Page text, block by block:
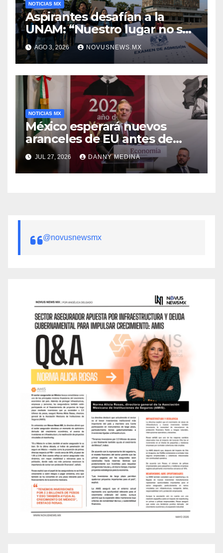
NOTICIAS MX
Aspirantes desafían a la
UNAM: “Nuestro lugar no se
negocia”
AGO 3, 2026 NOVUSNEWS.MX
NOTICIAS MX
México esperará nuevos
aranceles de EU antes de
volver a negociar el T-MEC:
Ebrard
JUL 27, 2026 DANNY MEDINA
@novusnewsmx